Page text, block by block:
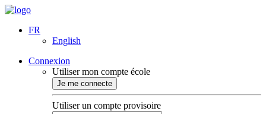
FR
English
Connexion
Utiliser mon compte école
Je me connecte
Utiliser un compte provisoire